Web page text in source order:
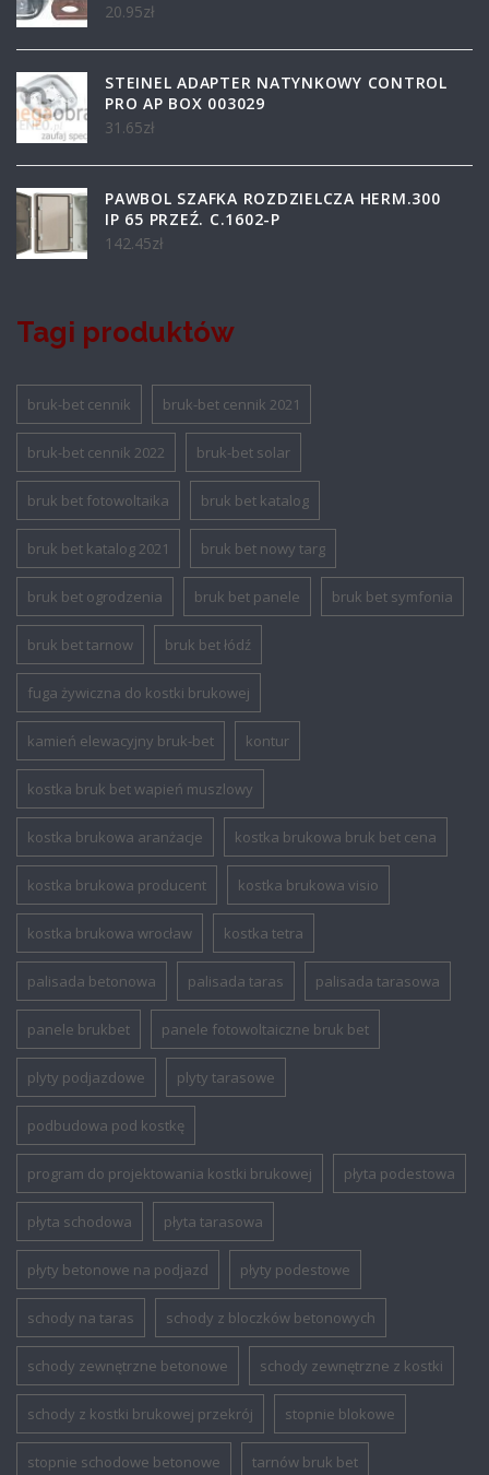
20.95zł
STEINEL ADAPTER NATYNKOWY CONTROL
PRO AP BOX 003029
31.65zł
PAWBOL SZAFKA ROZDZIELCZA HERM.300
IP 65 PRZEŹ. C.1602-P
142.45zł
Tagi produktów
bruk-bet cennik bruk-bet cennik 2021
bruk-bet cennik 2022 bruk-bet solar
bruk bet fotowoltaika bruk bet katalog
bruk bet katalog 2021 bruk bet nowy targ
bruk bet ogrodzenia bruk bet panele bruk bet symfonia
bruk bet tarnow bruk bet łódź
fuga żywiczna do kostki brukowej
kamień elewacyjny bruk-bet kontur
kostka bruk bet wapień muszlowy
kostka brukowa aranżacje kostka brukowa bruk bet cena
kostka brukowa producent kostka brukowa visio
kostka brukowa wrocław kostka tetra
palisada betonowa palisada taras palisada tarasowa
panele brukbet panele fotowoltaiczne bruk bet
plyty podjazdowe plyty tarasowe
podbudowa pod kostkę
program do projektowania kostki brukowej płyta podestowa
płyta schodowa płyta tarasowa
płyty betonowe na podjazd płyty podestowe
schody na taras schody z bloczków betonowych
schody zewnętrzne betonowe schody zewnętrzne z kostki
schody z kostki brukowej przekrój stopnie blokowe
stopnie schodowe betonowe tarnów bruk bet